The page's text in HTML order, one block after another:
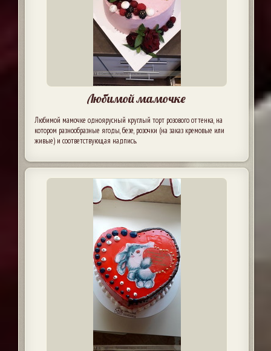
Любимой мамочке
Любимой мамочке одноярусный круглый торт розового оттенка, на
котором разнообразные ягоды, безе, розочки (на заказ кремовые или
живые) и соответствующая надпись.